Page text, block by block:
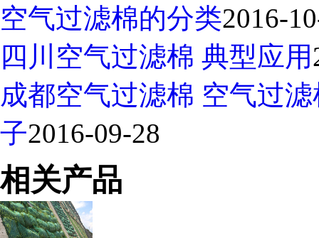
空气过滤棉的分类2016-
四川空气过滤棉 典型应用
成都空气过滤棉 空气过
子2016-09-28
相关产品